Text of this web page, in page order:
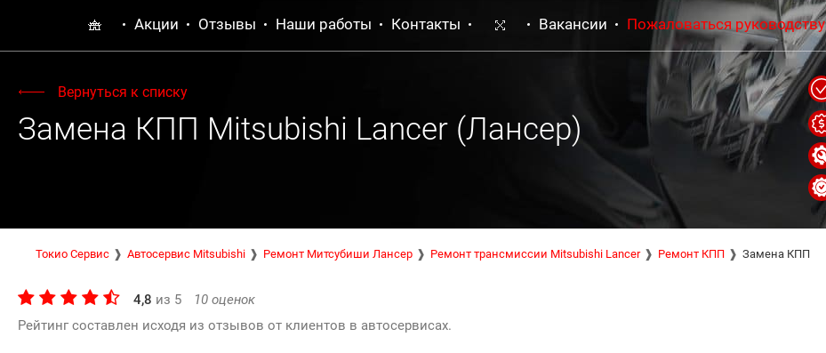
Акции Отзывы Наши работы Контакты Вакансии Пожаловаться руководству
Вернуться к списку
Замена КПП Mitsubishi Lancer (Лансер)
Токио Сервис Автосервис Mitsubishi Ремонт Митсубиши Лансер Ремонт трансмиссии Mitsubishi Lancer Ремонт КПП Замена КПП
4,8 из 5 10 оценок
Рейтинг составлен исходя из отзывов от клиентов в автосервисах.